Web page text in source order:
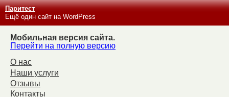
Паритест
Ещё один сайт на WordPress
Мобильная версия сайта.
Перейти на полную версию
О нас
Наши услуги
Отзывы
Контакты